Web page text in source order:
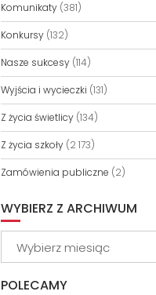
Komunikaty(381)
Konkursy(132)
Nasze sukcesy(114)
Wyjścia i wycieczki (131)
Z życia świetlicy(134)
Z życia szkoły(2 173)
Zamówienia publiczne (2)
WYBIERZ Z ARCHIWUM
POLECAMY